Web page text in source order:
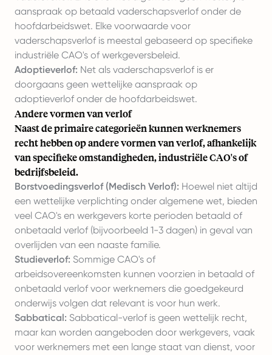
aanspraak op betaald vaderschapsverlof onder de
hoofdarbeidswet. Elke voorwaarde voor
vaderschapsverlof is meestal gebaseerd op specifieke
industriële CAO's of werkgeversbeleid.
Adoptieverlof: Net als vaderschapsverlof is er
doorgaans geen wettelijke aanspraak op
adoptieverlof onder de hoofdarbeidswet.
Andere vormen van verlof
Naast de primaire categorieën kunnen werknemers
recht hebben op andere vormen van verlof, afhankelijk
van specifieke omstandigheden, industriële CAO's of
bedrijfsbeleid.
Borstvoedingsverlof (Medisch Verlof): Hoewel niet altijd
een wettelijke verplichting onder algemene wet, bieden
veel CAO's en werkgevers korte perioden betaald of
onbetaald verlof (bijvoorbeeld 1-3 dagen) in geval van
overlijden van een naaste familie.
Studieverlof: Sommige CAO's of
arbeidsovereenkomsten kunnen voorzien in betaald of
onbetaald verlof voor werknemers die goedgekeurd
onderwijs volgen dat relevant is voor hun werk.
Sabbatical: Sabbatical-verlof is geen wettelijk recht,
maar kan worden aangeboden door werkgevers, vaak
voor werknemers met een lange staat van dienst, voor